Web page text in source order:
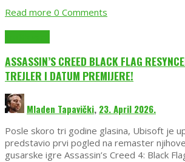
Read more 0 Comments
ASSASSIN’S CREED BLACK FLAG
TREJLER I DATUM PREMIJERE!
Mladen Tapavički, 23. April 2026.
Posle skoro tri godine glasina, Ubisoft je
predstavio prvi pogled na remaster
gusarske igre Assassin’s Creed 4: Black